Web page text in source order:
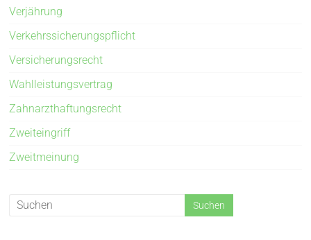
Verjährung
Verkehrssicherungspflicht
Versicherungsrecht
Wahlleistungsvertrag
Zahnarzthaftungsrecht
Zweiteingriff
Zweitmeinung